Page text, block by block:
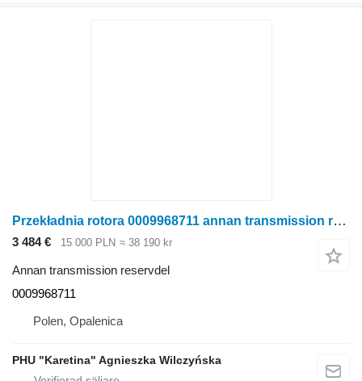
Przekładnia rotora 0009968711 annan transmission reservdel till Claas RU600 radoberoende skärbord för majsskörd
3 484 € 15 000 PLN ≈ 38 190 kr
Annan transmission reservdel
0009968711
Polen, Opalenica
PHU "Karetina" Agnieszka Wilczyńska